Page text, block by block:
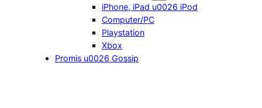
iPhone, iPad u0026 iPod
Computer/PC
Playstation
Xbox
Promis u0026 Gossip